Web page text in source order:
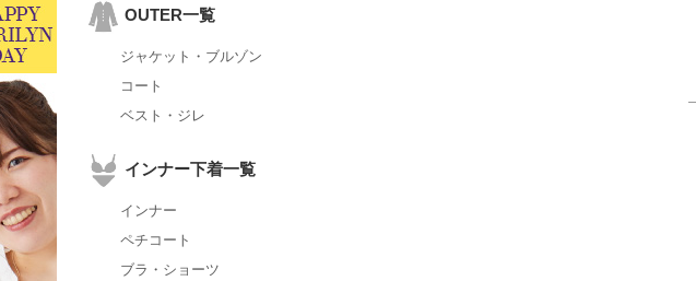
OUTER一覧
ジャケット・ブルゾン
コート
ベスト・ジレ
インナー下着一覧
インナー
ペチコート
ブラ・ショーツ